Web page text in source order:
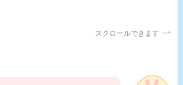
スクロールできます